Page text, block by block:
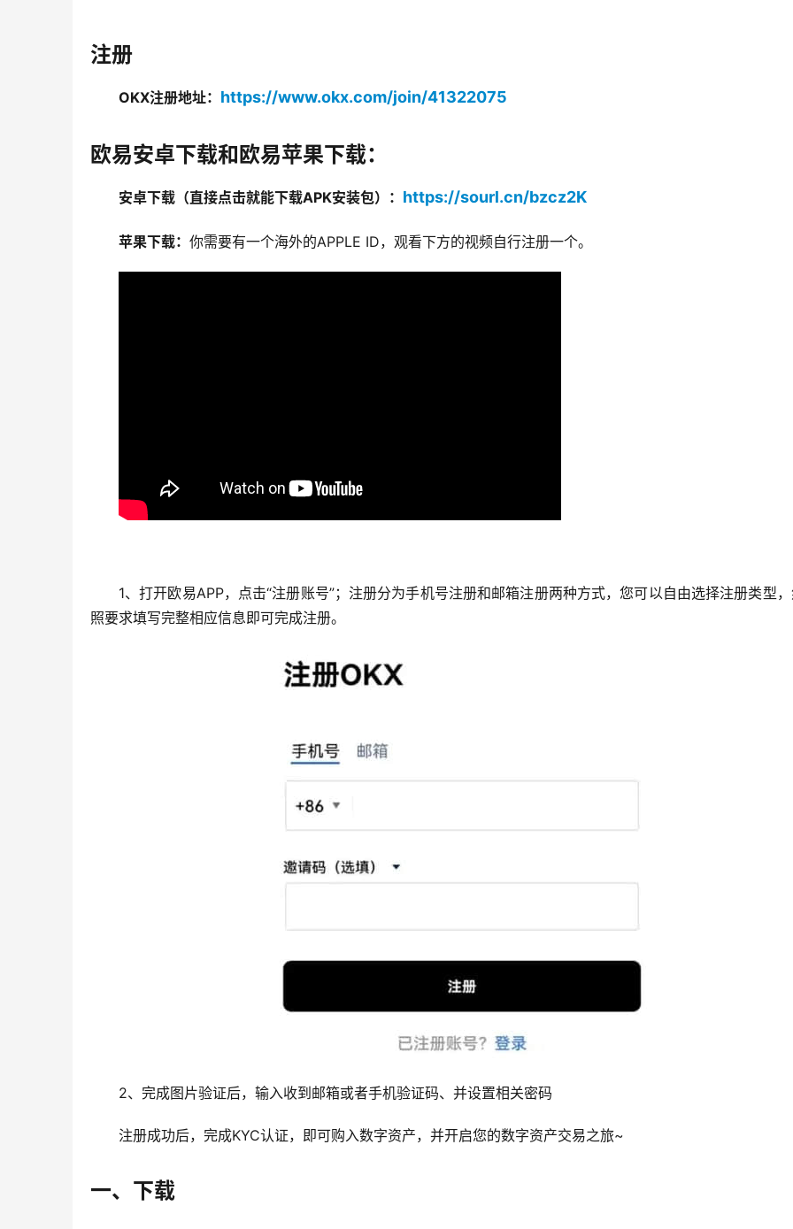
注册
OKX注册地址： https://www.okx.com/join/41322075
欧易安卓下载和欧易苹果下载：
安卓下载（直接点击就能下载APK安装包）： https://sourl.cn/bzcz2K
苹果下载： 你需要有一个海外的APPLE ID，观看下方的视频自行注册一个。
1、打开欧易APP，点击“注册账号”；注册分为手机号注册和邮箱注册两种方式，您可以自由选择注册类型
照要求填写完整相应信息即可完成注册。
2、完成图片验证后，输入收到邮箱或者手机验证码、并设置相关密码
注册成功后，完成KYC认证，即可购入数字资产，并开启您的数字资产交易之旅~
一、下载